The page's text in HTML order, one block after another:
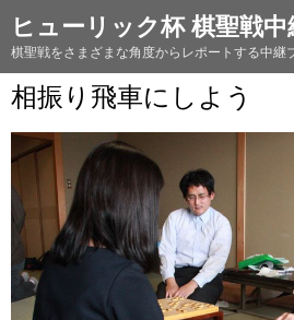
ヒューリック杯 棋聖戦
棋聖戦をさまざまな角度からレポートする中継
相振り飛車にしよう